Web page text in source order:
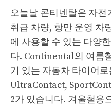
오늘날 콘티넨탈은 자전
취급 차량, 항만 운영 차
에 사용할 수 있는 다양
다. Continental의 여름
기 있는 자동차 타이어
UltraContact,
2가 있습니다. 겨울철